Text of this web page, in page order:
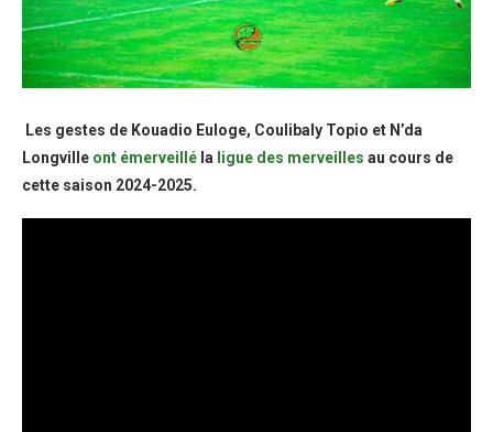
Les gestes de Kouadio Euloge, Coulibaly Topio et N’da
Longville ont émerveillé la ligue des merveilles au cours de
cette saison 2024-2025.